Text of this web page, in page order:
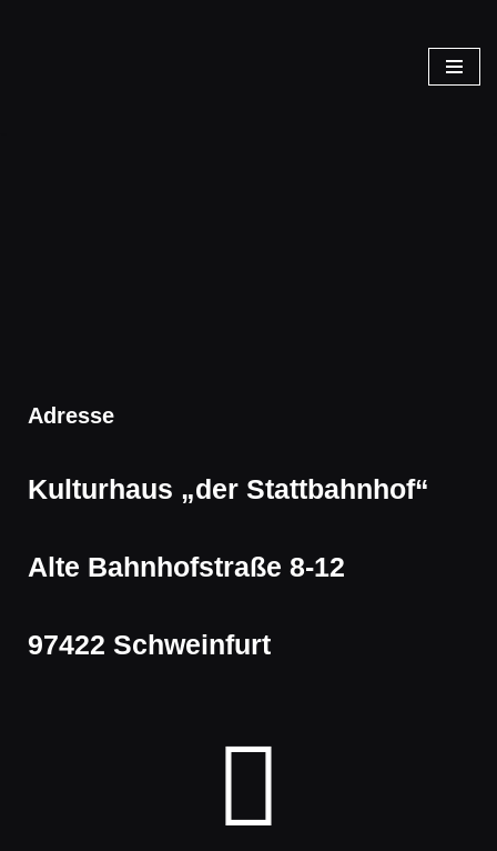
Adresse
Kulturhaus „der Stattbahnhof“
Alte Bahnhofstraße 8-12
97422 Schweinfurt